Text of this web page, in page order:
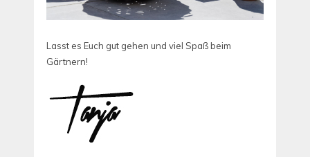
Lasst es Euch gut gehen und viel Spaß beim
Gärtnern!